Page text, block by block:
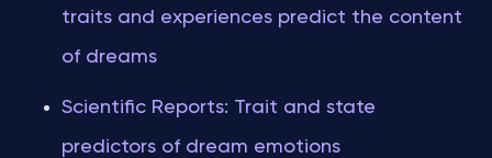
traits and experiences predict the content
of dreams
Scientific Reports: Trait and state
predictors of dream emotions